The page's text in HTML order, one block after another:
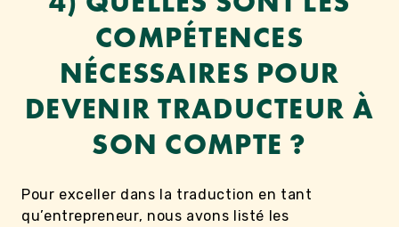
COMPÉTENCES
NÉCESSAIRES POUR
DEVENIR TRADUCTEUR À
SON COMPTE ?
Pour exceller dans la traduction en tant
qu’entrepreneur, nous avons listé les